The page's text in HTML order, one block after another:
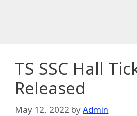
TS SSC Hall
Released
May 12, 2022 byAdmin